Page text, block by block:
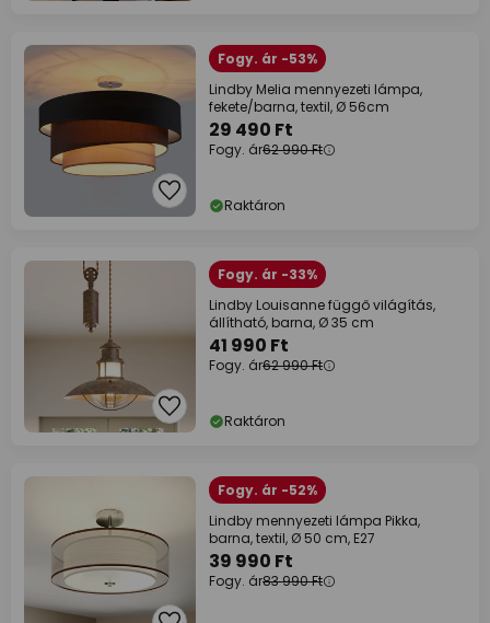
Fogy. ár -53%
Lindby Melia mennyezeti lámpa,
fekete/barna, textil, Ø 56cm
29 490 Ft
Fogy. ár62 990 Ft
Raktáron
Fogy. ár -33%
Lindby Louisanne függő világítás,
állítható, barna, Ø 35 cm
41 990 Ft
Fogy. ár62 990 Ft
Raktáron
Fogy. ár -52%
Lindby mennyezeti lámpa Pikka,
barna, textil, Ø 50 cm, E27
39 990 Ft
Fogy. ár83 990 Ft